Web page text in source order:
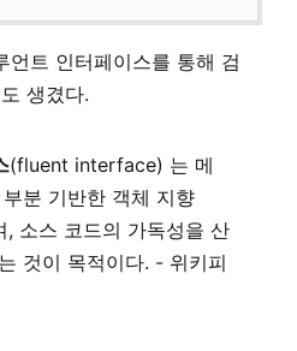
언트 인터페이스를 통해 검
생겼다.
(fluent interface) 는 메
분 기반한 객체 지향
, 소스 코드의 가독성을 산
것이 목적이다. - 위키피